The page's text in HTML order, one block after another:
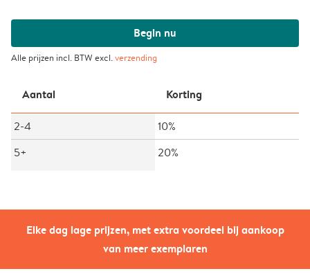
Elke dag lage prijzen, met extra voordeel bij aankoop
van meer exemplaren
Begin nu
Alle prijzen incl. BTW excl.verzending
Aantal Korting
2-4
10%
5+
20%